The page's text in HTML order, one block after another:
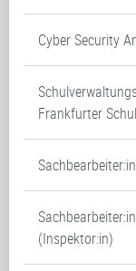
Cyber Security
Frankfurter
(Inspektor:in)